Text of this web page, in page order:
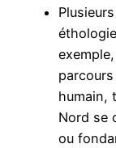
humain,
Nord se
ou